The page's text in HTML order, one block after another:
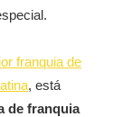
franquia de
, está
de franquia